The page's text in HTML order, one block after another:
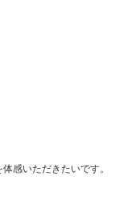
感いただきたいです。